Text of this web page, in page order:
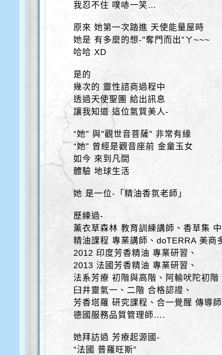
我忍不住 噗哧一笑…
原來 她第一次踏進 天使能量屋時
她是 有多麼的想-"奪門而出"ㄚ~~~
哈哈 XD
是的
幾次的 靈性諮商過程中
透過天使聖團 給出訊息
讓我知道 這位氣質美人-
“她" 與"觀世音菩薩" 非常有緣
“她" 曾經是觀音座前 金童玉女
如今 來到凡間
體驗 地球生活
她 是一位-「精油香氛老師」
歷練過-
薰衣草森林 教育訓練講師、香草集
精油課程 專業講師、doTERRA 美商
2012 印度芳香精油 專業研習、
2013 法國芳香精油 專業研習、
法系芳療 初階與高階、阿輸吠陀初階
臼井靈氣一、二階 合格認證、
芳香塔羅 研究課程、合一覺醒 傳導
德國服務品質管理師….
她拜訪過 芳療起源國-
“法國 普羅旺斯"